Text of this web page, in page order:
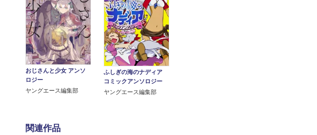
おじさんと少女 アンソ
ロジー
ヤングエース編集部
ふしぎの海のナディア
コミックアンソロジー
ヤングエース編集部
関連作品